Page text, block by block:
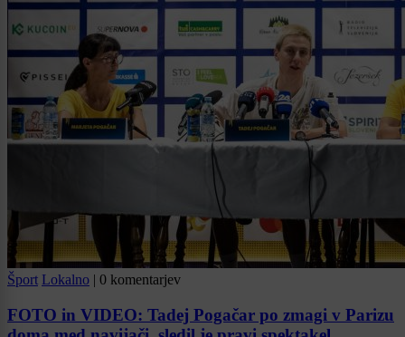
Šport Lokalno | 0 komentarjev
FOTO in VIDEO: Tadej Pogačar po zmagi v Parizu